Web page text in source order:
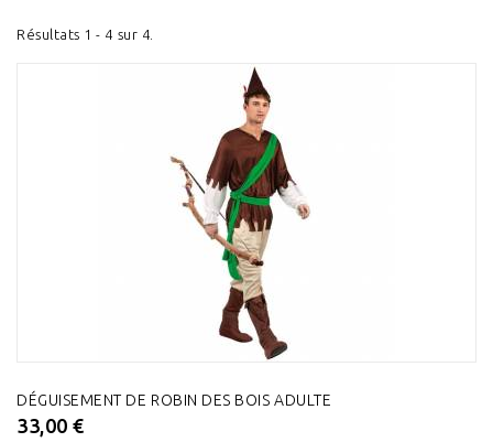
Résultats 1 - 4 sur 4.
DÉGUISEMENT DE ROBIN DES BOIS ADULTE
33,00 €